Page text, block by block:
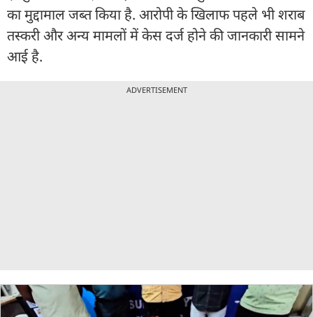
का मुद्दामाल जब्त किया है. आरोपी के खिलाफ पहले भी शराब
तस्करी और अन्य मामलों में केस दर्ज होने की जानकारी सामने
आई है.
ADVERTISEMENT